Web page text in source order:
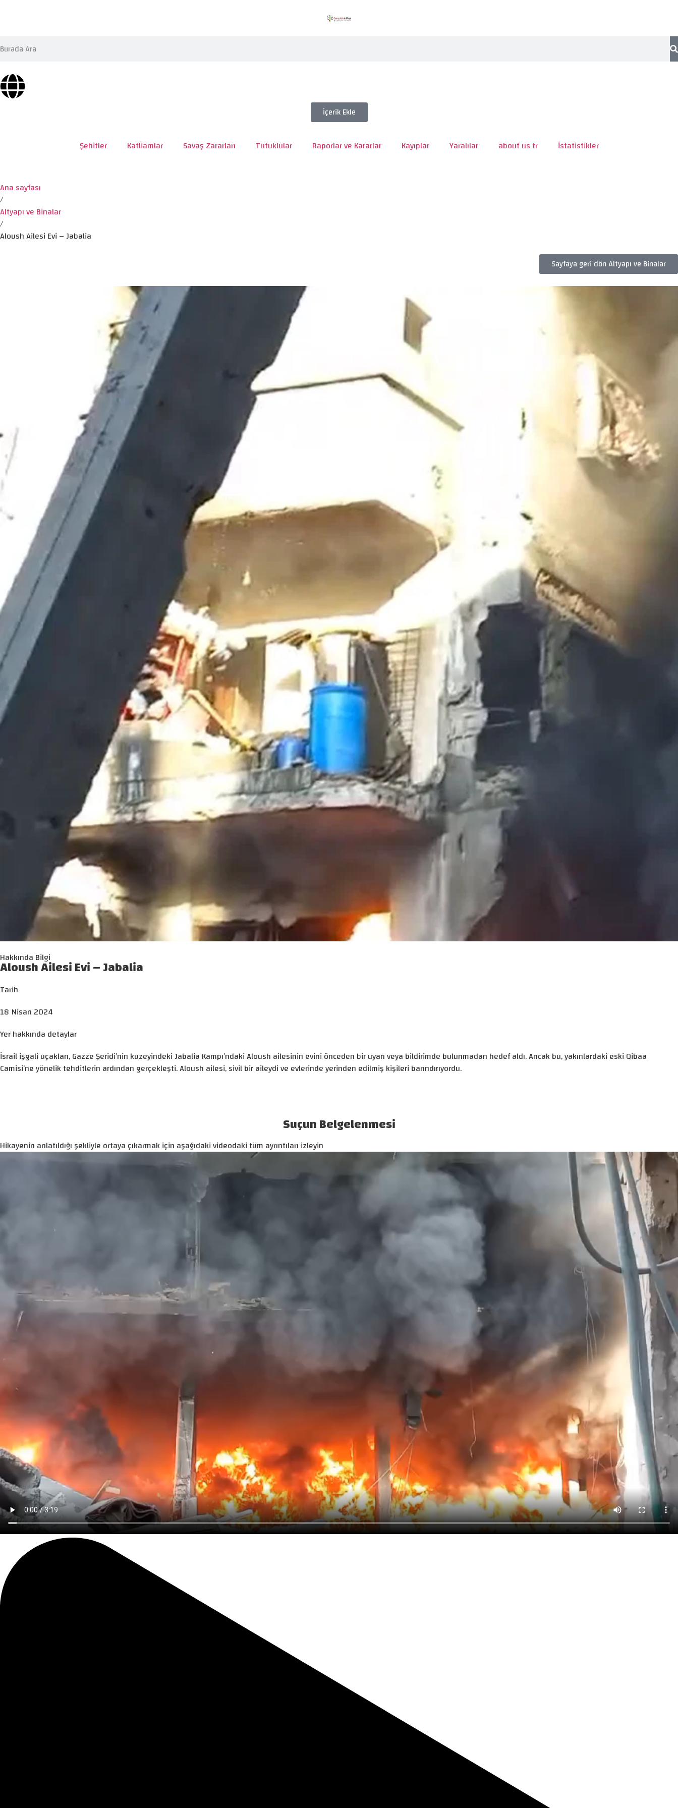
İçerik Ekle
Şehitler Katliamlar Savaş Zararları Tutuklular Raporlar ve Kararlar Kayıplar Yaralılar about us tr İstatistikler
Ana sayfası
/
Altyapı ve Binalar
/
Aloush Ailesi Evi – Jabalia
Sayfaya geri dön Altyapı ve Binalar
Hakkında Bilgi
Aloush Ailesi Evi – Jabalia
Tarih
18 Nisan 2024
Yer hakkında detaylar
İsrail işgali uçakları, Gazze Şeridi’nin kuzeyindeki Jabalia Kampı’ndaki Aloush ailesinin evini önceden bir uyarı veya bildirimde bulunmadan hedef aldı. Ancak bu, yakınlardaki eski Qibaa
Camisi’ne yönelik tehditlerin ardından gerçekleşti. Aloush ailesi, sivil bir aileydi ve evlerinde yerinden edilmiş kişileri barındırıyordu.
Suçun Belgelenmesi
Hikayenin anlatıldığı şekliyle ortaya çıkarmak için aşağıdaki videodaki tüm ayrıntıları izleyin